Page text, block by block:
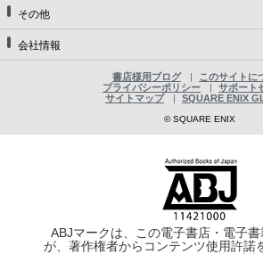
その他
会社情報
書店様用ブログ
このサイトに
プライバシーポリシー
サポート
サイトマップ
SQUARE ENIX
© SQUARE ENIX
ABJマークは、この電子書店・電子
が、著作権者からコンテンツ使用許諾